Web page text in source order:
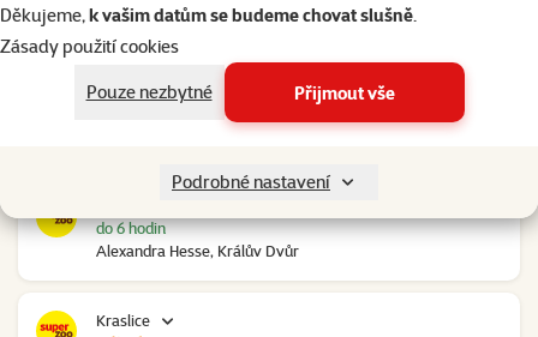
Děkujeme,k vašim datům se budeme chovat slušně.
Zásady použití cookies
Pouze nezbytné
Přijmout vše
Podrobné nastavení
Ovčáry 304, Ovčáry
Kozomín
Alexandra Hesse, Králův Dvůr
do 6 hodin
Kraslice